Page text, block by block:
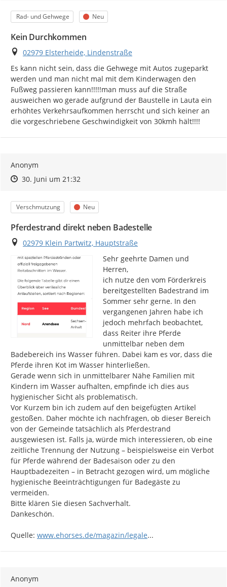
Kategorie
Rad- und Gehwege Status
Neu
Kein Durchkommen
Ort
02979 Elsterheide, Lindenstraße
Es kann nicht sein, dass die Gehwege mit Autos zugeparkt
werden und man nicht mal mit dem Kinderwagen den
Fußweg passieren kann!!!!!man muss auf die Straße
ausweichen wo gerade aufgrund der Baustelle in Lauta ein
erhöhtes Verkehrsaufkommen herrscht und sich keiner an
die vorgeschriebene Geschwindigkeit von 30kmh hält!!!!
Anonym
Zeitpunkt des Erstellens
Zeitpunkt des Erstellens
30. Juni um 21:32Zur Äußerung
Kategorie
Verschmutzung Status
Neu
Pferdestrand direkt neben Badestelle
Ort
02979 Klein Partwitz, Hauptstraße
Sehr geehrte Damen und
Herren,
ich nutze den vom Förderkreis
bereitgestellten Badestrand im
Sommer sehr gerne. In den
vergangenen Jahren habe ich
jedoch mehrfach beobachtet,
dass Reiter ihre Pferde
unmittelbar neben dem
Badebereich ins Wasser führen. Dabei kam es vor, dass die
Pferde ihren Kot im Wasser hinterließen.
Gerade wenn sich in unmittelbarer Nähe Familien mit
Kindern im Wasser aufhalten, empfinde ich dies aus
hygienischer Sicht als problematisch.
Vor Kurzem bin ich zudem auf den beigefügten Artikel
gestoßen. Daher möchte ich nachfragen, ob dieser Bereich
von der Gemeinde tatsächlich als Pferdestrand
ausgewiesen ist. Falls ja, würde mich interessieren, ob eine
zeitliche Trennung der Nutzung – beispielsweise ein Verbot
für Pferde während der Badesaison oder zu den
Hauptbadezeiten – in Betracht gezogen wird, um mögliche
hygienische Beeinträchtigungen für Badegäste zu
vermeiden.
Bitte klären Sie diesen Sachverhalt.
Dankeschön.
Quelle: https://
www.ehorses.de/magazin/legale-badeseen-fuer-pferde/
...
Anonym